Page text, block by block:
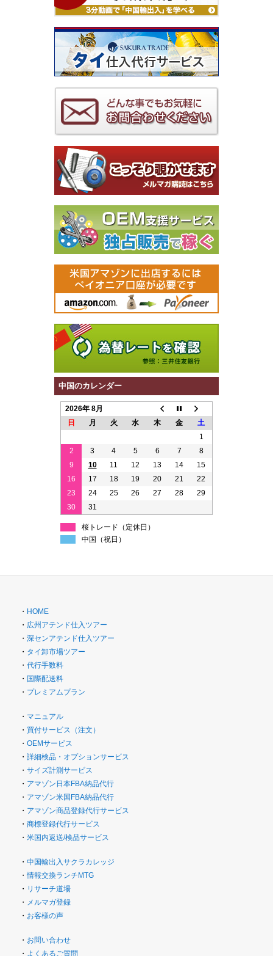
中国のカレンダー
2026年 8月
日
月 火 水 木 金
土
1
2
3 4 5 6 7
8
9
10 11 12 13 14
15
16
17 18 19 20 21
22
23
24 25 26 27 28
29
30
31
桜トレード（定休日）
中国（祝日）
・ HOME
・ 広州アテンド仕入ツアー
・ 深センアテンド仕入ツアー
・ タイ卸市場ツアー
・ 代行手数料
・ 国際配送料
・ プレミアムプラン
・ マニュアル
・ 買付サービス（注文）
・ OEMサービス
・ 詳細検品・オプションサービス
・ サイズ計測サービス
・ アマゾン日本FBA納品代行
・ アマゾン米国FBA納品代行
・ アマゾン商品登録代行サービス
・ 商標登録代行サービス
・ 米国内返送/検品サービス
・ 中国輸出入サクラカレッジ
・情報交換ランチMTG
・ リサーチ道場
・ メルマガ登録
・ お客様の声
・ お問い合わせ
・ よくあるご質問